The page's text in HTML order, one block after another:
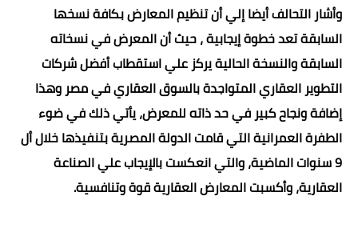
وأشار التحالف أيضا إلي أن تنظيم المعارض بكافة نسخها
السابقة تعد خطوة إيجابية ، حيث أن المعرض في نسخاته
السابقة والنسخة الحالية يركز علي استقطاب أفضل شركات
التطوير العقاري المتواجدة بالسوق العقاري في مصر وهذا
إضافة ونجاح كبير في حد ذاته للمعرض، يأتي ذلك في ضوء
الطفرة العمرانية التي قامت الدولة المصرية بتنفيذها خلال أل
9 سنوات الماضية، والتي انعكست بالإيجاب علي الصناعة
العقارية، وأكسبت المعارض العقارية قوة وتنافسية.